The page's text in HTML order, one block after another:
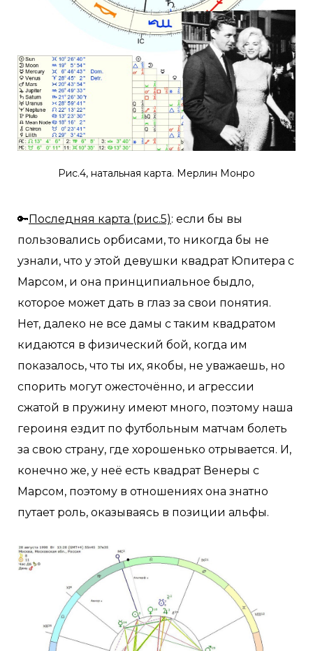
Рис.4, натальная карта. Мерлин Монро
🔑 Последняя карта (рис.5): если бы вы
пользовались орбисами, то никогда бы не
узнали, что у этой девушки квадрат Юпитера с
Марсом, и она принципиальное быдло,
которое может дать в глаз за свои понятия.
Нет, далеко не все дамы с таким квадратом
кидаются в физический бой, когда им
показалось, что ты их, якобы, не уважаешь, но
спорить могут ожесточённо, и агрессии
сжатой в пружину имеют много, поэтому наша
героиня ездит по футбольным матчам болеть
за свою страну, где хорошенько отрывается. И,
конечно же, у неё есть квадрат Венеры с
Марсом, поэтому в отношениях она знатно
путает роль, оказываясь в позиции альфы.